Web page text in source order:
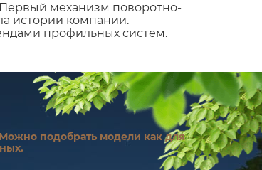
механизм поворотно-
истории компании.
профильных систем.
подобрать модели как для